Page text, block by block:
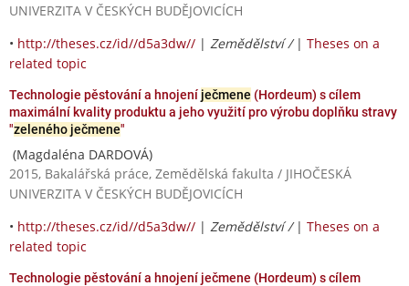
UNIVERZITA V ČESKÝCH BUDĚJOVICÍCH
• http://theses.cz/id//d5a3dw// | Zemědělství / | Theses on a
related topic
Technologie pěstování a hnojení ječmene (Hordeum) s cílem
maximální kvality produktu a jeho využití pro výrobu doplňku stravy
"zeleného ječmene"
(Magdaléna DARDOVÁ)
2015, Bakalářská práce, Zemědělská fakulta / JIHOČESKÁ
UNIVERZITA V ČESKÝCH BUDĚJOVICÍCH
• http://theses.cz/id//d5a3dw// | Zemědělství / | Theses on a
related topic
Technologie pěstování a hnojení ječmene (Hordeum) s cílem